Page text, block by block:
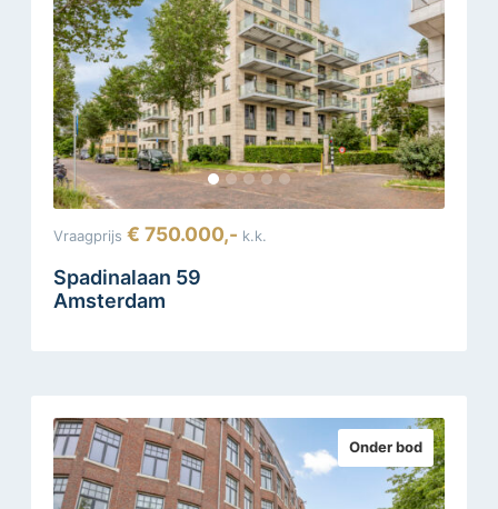
Vraagprijs € 750.000,- k.k.
Spadinalaan 59
Amsterdam
Onder bod